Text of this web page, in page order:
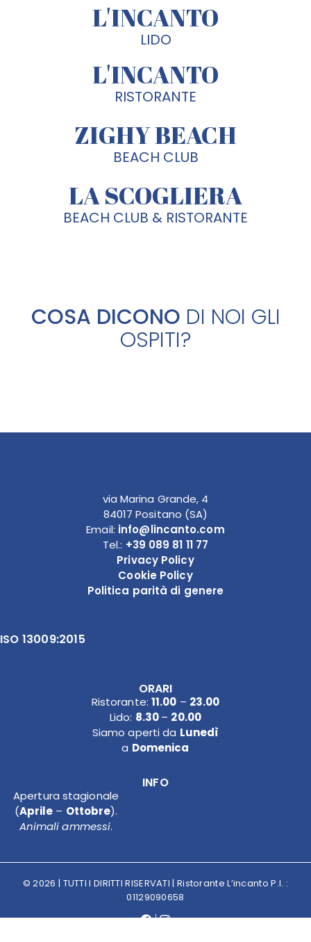
L'INCANTO
LIDO
L'INCANTO
RISTORANTE
ZIGHY BEACH
BEACH CLUB
LA SCOGLIERA
BEACH CLUB & RISTORANTE
COSA DICONO DI NOI GLI
OSPITI?
via Marina Grande, 4
84017 Positano (SA)
Email: info@lincanto.com
Tel.: +39 089 81 11 77
Privacy Policy
Cookie Policy
Politica parità di genere
ISO 13009:2015
ORARI
Ristorante: 11.00 – 23.00
Lido: 8.30– 20.00
Siamo aperti da Lunedì
a Domenica
INFO
Apertura stagionale
(Aprile – Ottobre).
Animali ammessi.
© 2026 | TUTTI I DIRITTI RISERVATI | Ristorante L’incanto P.I. :
01129090658